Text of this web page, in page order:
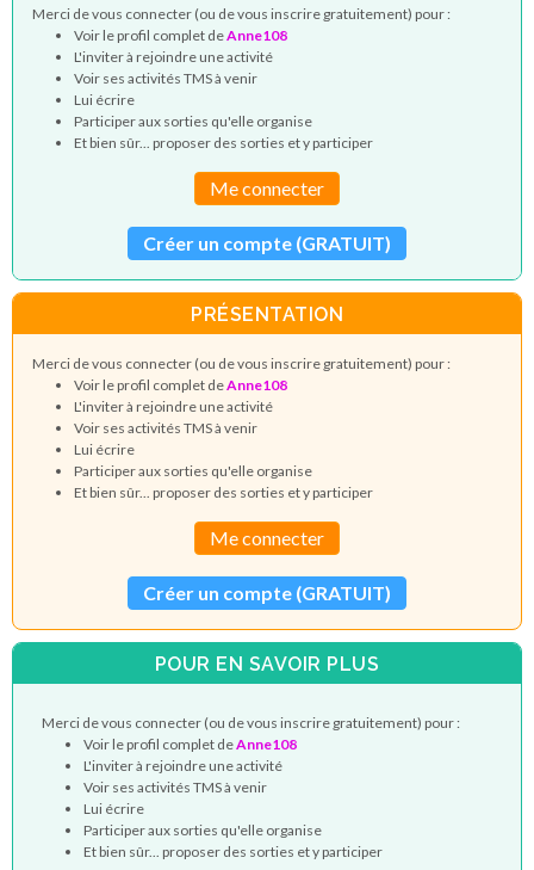
Merci de vous connecter (ou de vous inscrire gratuitement) pour :
Voir le profil complet deAnne108
L'inviter à rejoindre une activité
Voir ses activités TMS à venir
Lui écrire
Participer aux sorties qu'elle organise
Et bien sûr... proposer des sorties et y participer
Me connecter
Créer un compte (GRATUIT)
PRÉSENTATION
Merci de vous connecter (ou de vous inscrire gratuitement) pour :
Voir le profil complet deAnne108
L'inviter à rejoindre une activité
Voir ses activités TMS à venir
Lui écrire
Participer aux sorties qu'elle organise
Et bien sûr... proposer des sorties et y participer
Me connecter
Créer un compte (GRATUIT)
POUR EN SAVOIR PLUS
Merci de vous connecter (ou de vous inscrire gratuitement) pour :
Voir le profil complet deAnne108
L'inviter à rejoindre une activité
Voir ses activités TMS à venir
Lui écrire
Participer aux sorties qu'elle organise
Et bien sûr... proposer des sorties et y participer